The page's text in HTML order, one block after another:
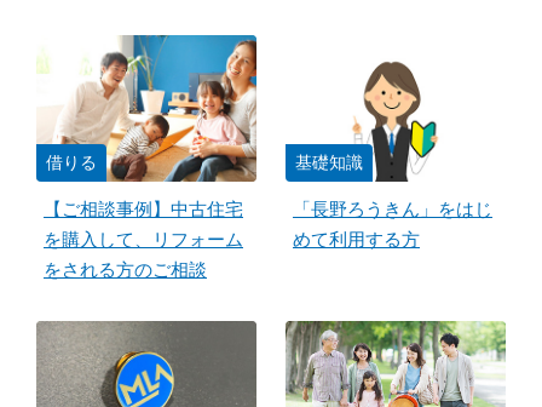
借りる
【ご相談事例】中古住宅
を購入して、リフォーム
をされる方のご相談
基礎知識
「長野ろうきん」をはじ
めて利用する方